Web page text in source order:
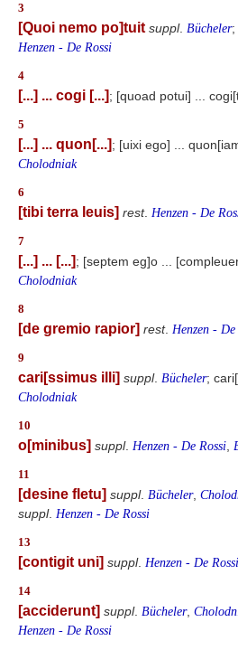
3
[Quoi nemo po]tuit suppl. Bücheler;
Henzen - De Rossi
4
[...] ... cogi [...]; [quoad potui] ...
5
[...] ... quon[...]; [uixi ego] ...
Cholodniak
6
[tibi terra leuis] rest. Henzen - De
7
[...] ... [...]; [septem eg]o ...
Cholodniak
8
[de gremio rapior] rest. Henzen - De
9
cari[ssimus illi] suppl. Bücheler;
Cholodniak
10
o[minibus] suppl. Henzen - De Rossi
11
[desine fletu] suppl. Bücheler,
suppl. Henzen - De Rossi
13
[contigit uni] suppl. Henzen - De Rossi
14
[acciderunt] suppl. Bücheler,
Henzen - De Rossi